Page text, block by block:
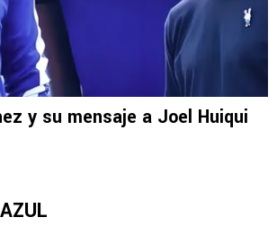
y su mensaje a Joel Huiqui